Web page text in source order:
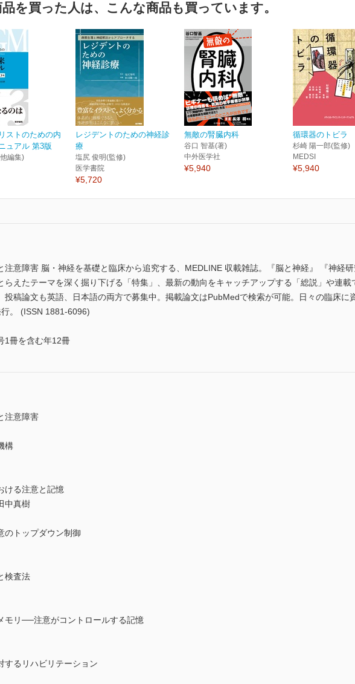
を買った人は、こんな商品も買っています。
ストのための内
ュアル 第3版
編集)
レジデントのための神経診
療
塩尻 俊明(監修)
医学書院
¥5,720
無敵の腎臓内科
谷口 智基(著)
中外医学社
¥5,940
循環器のトビラ
杉崎 陽一郎(監修)
MEDSI
¥5,940
意障害 脳・神経を基礎と臨床から追究する、MEDLINE 収載雑誌。『脳と神経』 『神経
らえたテーマを深く掘り下げる「特集」、最新の動向をキャッチアップする「総説」や連
投稿論文も英語、日本語の両方で募集中。掲載論文はPubMedで検索が可能。日々の臨床
。 (ISSN 1881-6096)
1冊を含む年12冊
意障害
構
ける注意と記憶
中真樹
のトップダウン制御
検査法
モリ──注意がコントロールする記憶
するリハビリテーション